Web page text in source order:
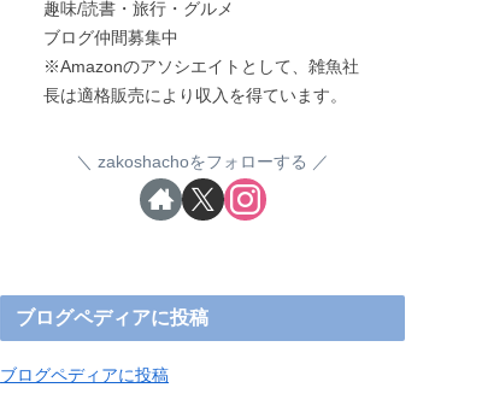
趣味/読書・旅行・グルメ
ブログ仲間募集中
※Amazonのアソシエイトとして、雑魚社
長は適格販売により収入を得ています。
zakoshachoをフォローする
ブログペディアに投稿
ブログペディアに投稿